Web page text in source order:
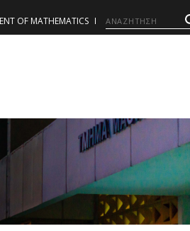
OF MATHEMATICS